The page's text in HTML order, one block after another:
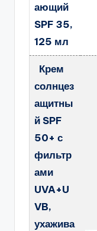
ающий
SPF 35,
125 мл
Крем
солнцез
ащитны
й SPF
50+ с
фильтр
ами
UVA+U
VB,
ухажива